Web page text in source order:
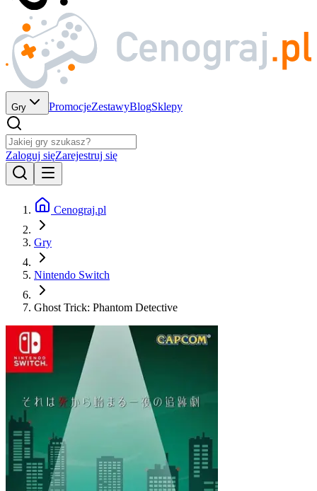
Gry PromocjeZestawyBlogSklepy
Zaloguj sięZarejestruj się
Cenograj.pl
Gry
Nintendo Switch
Ghost Trick: Phantom Detective